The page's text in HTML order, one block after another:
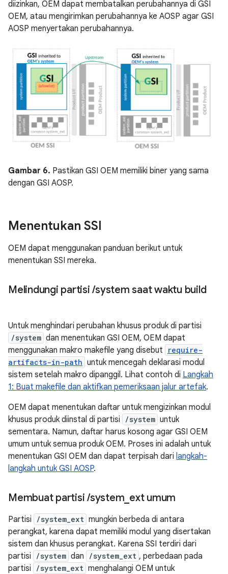
diizinkan, OEM dapat membatalkan perubahannya di GSI
OEM, atau mengirimkan perubahannya ke AOSP agar GSI
AOSP menyertakan perubahannya.
Gambar 6. Pastikan GSI OEM memiliki biner yang sama
dengan GSI AOSP.
Menentukan SSI
OEM dapat menggunakan panduan berikut untuk
menentukan SSI mereka.
Melindungi partisi/system saat waktu build
Untuk menghindari perubahan khusus produk di partisi
/system dan menentukan GSI OEM, OEM dapat
menggunakan makro makefile yang disebut
require-
artifacts-in-path untuk mencegah deklarasi modul
sistem setelah makro dipanggil. Lihat contoh di Langkah
1: Buat makefile dan aktifkan pemeriksaan jalur artefak.
OEM dapat menentukan daftar untuk mengizinkan modul
khusus produk diinstal di partisi
/system untuk
sementara. Namun, daftar harus kosong agar GSI OEM
umum untuk semua produk OEM. Proses ini adalah untuk
menentukan GSI OEM dan dapat terpisah dari langkah-
langkah untuk GSI AOSP.
Membuat partisi /system ext umum
Partisi /system_ext mungkin berbeda di antara
perangkat, karena dapat memiliki modul yang disertakan
sistem dan khusus perangkat. Karena SSI terdiri dari
partisi
/system dan /system_ext , perbedaan pada
partisi
/system_ext menghalangi OEM untuk